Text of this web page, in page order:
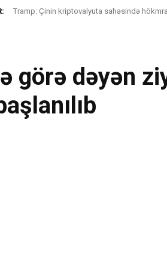
Tramp: Çinin kriptovalyuta sahəsində
görə dəyən